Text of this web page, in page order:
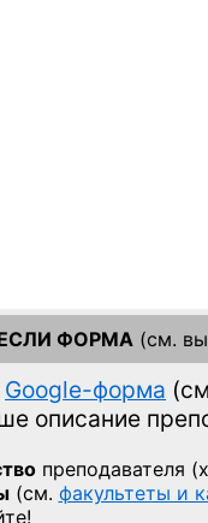
ФОРМА (см.
Google-форма
описание
преподавателя
(см. факультеты и